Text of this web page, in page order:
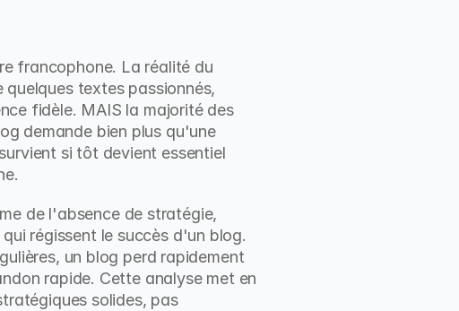
francophone. La réalité du
textes passionnés,
fidèle. MAIS la majorité des
demande bien plus qu'une
si tôt devient essentiel
de l'absence de stratégie,
régissent le succès d'un blog.
un blog perd rapidement
rapide. Cette analyse met en
solides, pas